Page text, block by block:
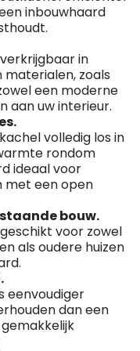
inbouwhaard
in
zoals
een moderne
aan uw interieur.
volledig los in
rondom
ideaal voor
met een open
bouw.
voor zowel
als oudere huizen
eenvoudiger
dan een